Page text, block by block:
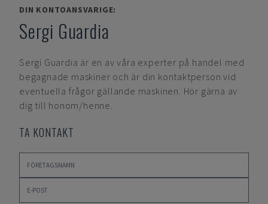
DIN KONTOANSVARIGE:
Sergi Guardia
Sergi Guardia är en av våra experter på handel med
begagnade maskiner och är din kontaktperson vid
eventuella frågor gällande maskinen. Hör gärna av
dig till honom/henne.
TA KONTAKT